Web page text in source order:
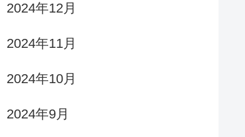
2024年12月
2024年11月
2024年10月
2024年9月